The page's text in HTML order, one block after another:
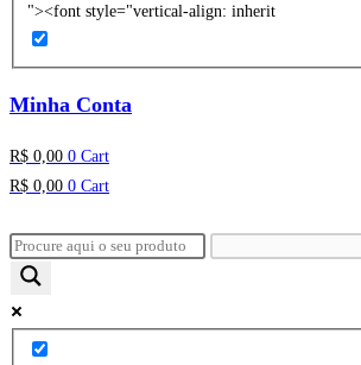
"><font style="vertical-align: inherit
Minha Conta
R$ 0,00 0 Cart
R$ 0,00 0 Cart